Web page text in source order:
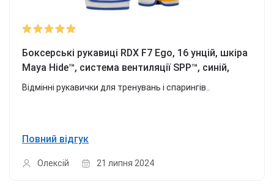
Боксерські рукавиці RDX F7 Ego, 16 унцій, шкіра
Maya Hide™, система вентиляції SPP™, синій,
Відмінні рукавички для тренувань і спарингів..
Повний відгук
Олексій 21 липня 2024